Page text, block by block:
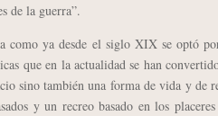
de la guerra”.
como ya desde el siglo XIX se optó
que en la actualidad se han
sino también una forma de vida y de
y un recreo basado en los